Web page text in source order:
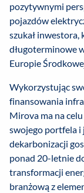
pozytywnymi
pojazdów
szukał inwestora,
długoterminowe
Europie
Wykorzystując
finansowania
Mirova ma na
swojego portfela i
dekarbonizacji
ponad 20-letnie
transformacji
branżową z